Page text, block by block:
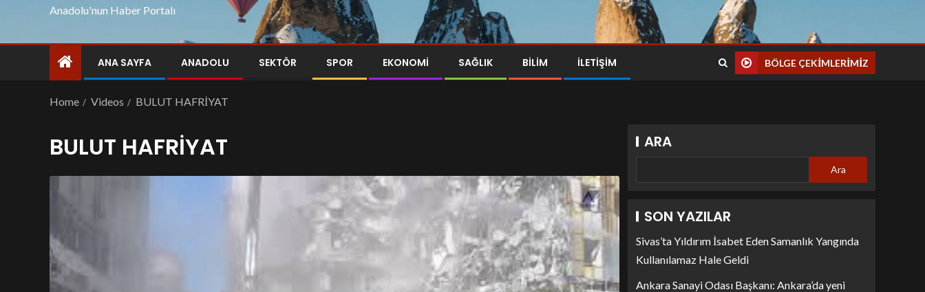
Anadolu'nun Haber Portalı
ANA SAYFA ANADOLU SEKTÖR SPOR EKONOMI SAĞLIK BILIM İLETİŞİM BÖLGE ÇEKIMLERIMIZ
Home Videos BULUT HAFRİYAT
BULUT HAFRİYAT ARA
Ara
SON YAZILAR
Sivas’ta Yıldırım İsabet Eden Samanlık Yangında
Kullanılamaz Hale Geldi
Ankara Sanayi Odası Başkanı: Ankara’da yeni